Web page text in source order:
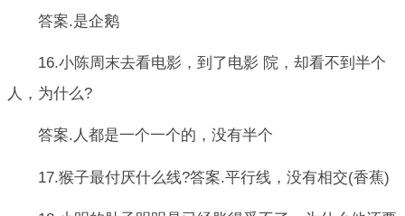
答案.是企鹅
16.小陈周末去看电影，到了电影 院，却看不到半个
人，为什么?
答案.人都是一个一个的，没有半个
17.猴子最付厌什么线?答案.平行线，没有相交(香蕉)